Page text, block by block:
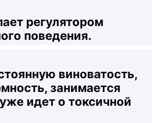
регулятором
поведения.
виноватость,
занимается
идет о токсичной